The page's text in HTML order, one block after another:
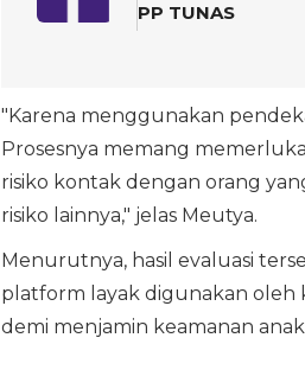
PP TUNAS
"Karena menggunakan
Prosesnya memang
risiko kontak dengan orang
risiko lainnya," jelas Meutya.
Menurutnya, hasil evaluasi
platform layak digunakan
demi menjamin keamanan